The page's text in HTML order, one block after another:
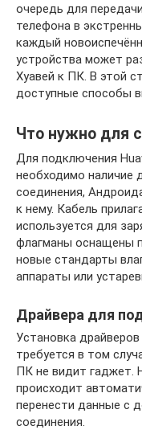
очередь для
телефона в
каждый
устройства может
Хуавей к ПК. В этой
доступные способы
Что нужно для
Для подключения
необходимо наличие
соединения,
к нему. Кабель
используется для
флагманы оснащены
новые стандарты
аппараты или
Драйвера для
Установка
требуется в том
ПК не видит гаджет.
происходит
перенести данные с
соединения.